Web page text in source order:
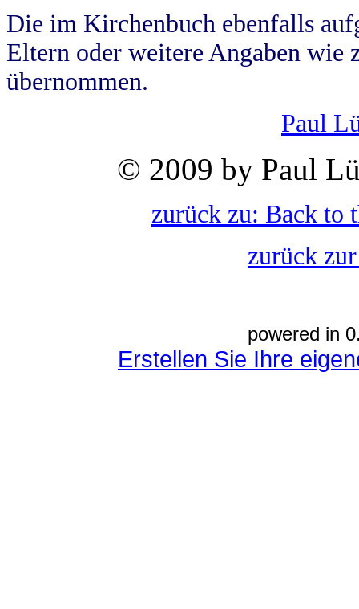
Die im Kirchenbuch ebenfalls
Eltern oder weitere Angaben wie
übernommen.
Paul
© 2009 by Paul
zurück zu: Back to
zurück
powered in
Erstellen Sie Ihre